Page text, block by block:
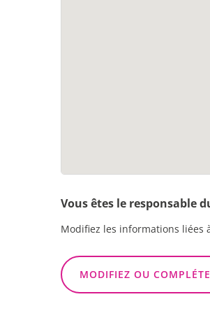
Vous êtes le responsable
Modifiez les informations liées
MODIFIEZ OU